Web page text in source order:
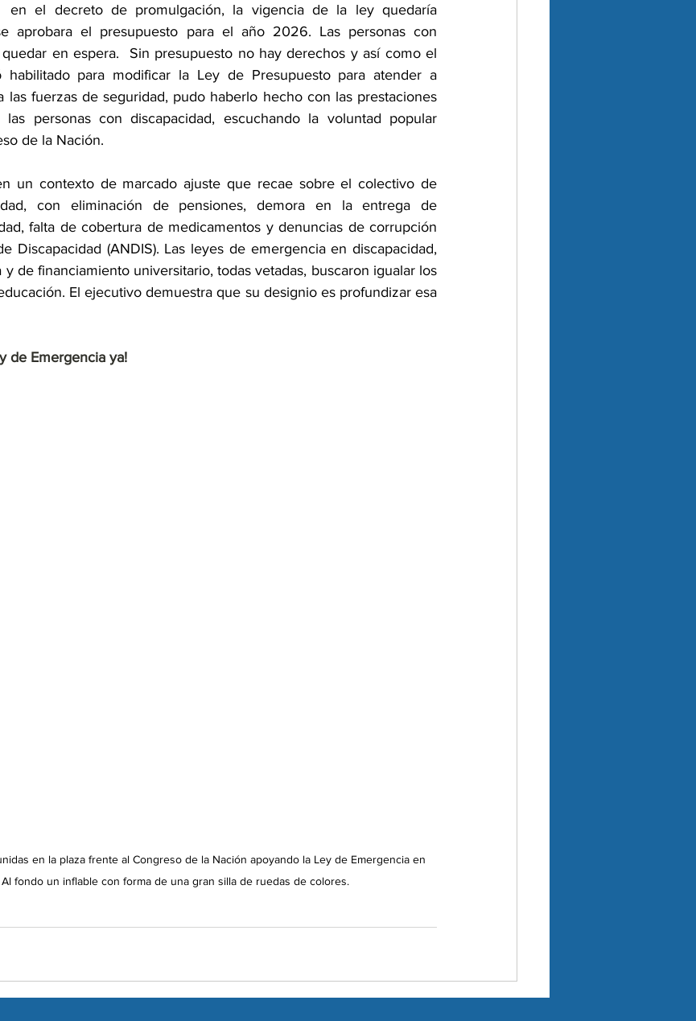
en el decreto de promulgación, la vigencia de la ley quedaría
aprobara el presupuesto para el año 2026. Las personas con
en espera.  Sin presupuesto no hay derechos y así como el
habilitado para modificar la Ley de Presupuesto para atender a
las fuerzas de seguridad, pudo haberlo hecho con las prestaciones
las personas con discapacidad, escuchando la voluntad popular
de la Nación.
un contexto de marcado ajuste que recae sobre el colectivo de
con eliminación de pensiones, demora en la entrega de
falta de cobertura de medicamentos y denuncias de corrupción
Discapacidad (ANDIS). Las leyes de emergencia en discapacidad,
de financiamiento universitario, todas vetadas, buscaron igualar los
El ejecutivo demuestra que su designio es profundizar esa
de Emergencia ya!
en la plaza frente al Congreso de la Nación apoyando la Ley de Emergencia en
Al fondo un inflable con forma de una gran silla de ruedas de colores.